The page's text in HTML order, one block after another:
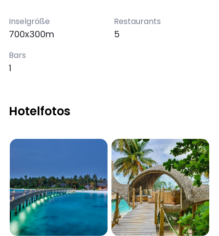
Inselgröße
700x300m
Restaurants
5
Bars
1
Hotelfotos